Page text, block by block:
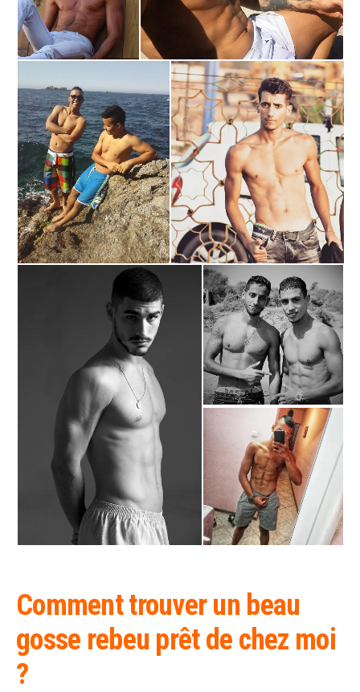
Comment trouver un beau
gosse rebeu prêt de chez moi
?